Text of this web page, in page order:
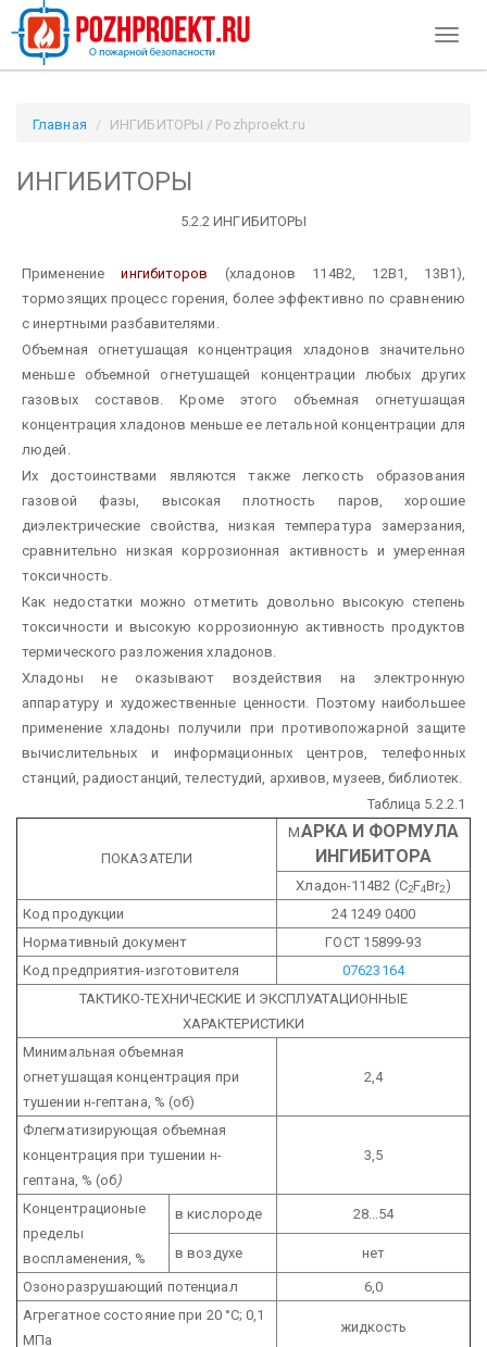
Главная ИНГИБИТОРЫ / Pozhproekt.ru
ИНГИБИТОРЫ
5.2.2 ИНГИБИТОРЫ
Применениеингибиторов
(хладонов 114В2, 12В1, 13В1),
тормозящих процесс горения, более эффективно по сравнению
с инертными разбавителями.
Объемная огнетушащая концентрация хладонов значительно
меньше объемной огнетушащей концентрации любых других
газовых составов. Кроме этого объемная огнетушащая
концентрация хладонов меньше ее летальной концентрации для
людей.
Их достоинствами являются также легкость образования
газовой фазы, высокая плотность паров, хорошие
диэлектрические свойства, низкая температура замерзания,
сравнительно низкая коррозионная активность и умеренная
токсичность.
Как недостатки можно отметить довольно высокую степень
токсичности и высокую коррозионную активность продуктов
термического разложения хладонов.
Хладоны не оказывают воздействия на электронную
аппаратуру и художественные ценности. Поэтому наибольшее
применение хладоны получили при противопожарной защите
вычислительных и информационных центров, телефонных
станций, радиостанций, телестудий, архивов, музеев, библиотек.
Таблица 5.2.2.1
ПОКАЗАТЕЛИ
МАРКА И ФОРМУЛА
ИНГИБИТОРА
Хладон-114В2 (C2F4Br2)
Код продукции
24 1249 0400
Нормативный документ
ГОСТ 15899-93
Код предприятия-изготовителя
07623164
ТАКТИКО-ТЕХНИЧЕСКИЕ И ЭКСПЛУАТАЦИОННЫЕ
ХАРАКТЕРИСТИКИ
Минимальная объемная
огнетушащая концентрация при
тушении н-гептана, % (об)
2,4
Флегматизирующая объемная
концентрация при тушении н-
гептана, % (об)
3,5
Концентрационые
пределы
воспламенения, %
в кислороде 28...54
в воздухе нет
Озоноразрушающий потенциал
6,0
Агрегатное состояние при 20 °С; 0,1
МПа
жидкость